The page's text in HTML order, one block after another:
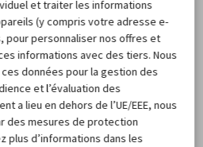
en raison de facteurs tels
les jours fériés ou les
pas de panique : Notre
de voitures vous aide
le moins cher et la
de voiture - c'est promis !
et traiter les informations
(y compris votre adresse e-
pour personnaliser nos offres et
informations avec des tiers. Nous
données pour la gestion des
et l’évaluation des
a lieu en dehors de l’UE/EEE, nous
des mesures de protection
plus d’informations dans les